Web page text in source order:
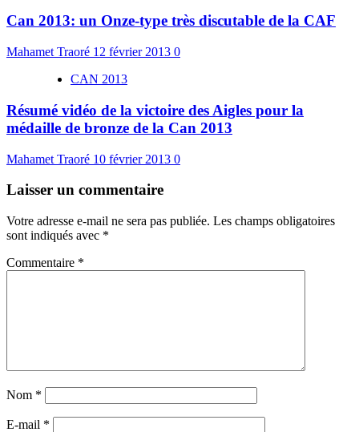
Can 2013: un Onze-type très discutable de la CAF
Mahamet Traoré 12 février 2013 0
CAN 2013
Résumé vidéo de la victoire des Aigles pour la
médaille de bronze de la Can 2013
Mahamet Traoré 10 février 2013 0
Laisser un commentaire
Votre adresse e-mail ne sera pas publiée. Les champs obligatoires
sont indiqués avec *
Commentaire *
Nom *
E-mail *